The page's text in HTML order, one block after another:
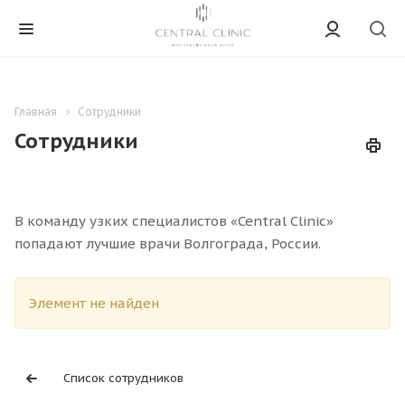
Главная Сотрудники
Сотрудники
В команду узких специалистов «Central Clinic»
попадают лучшие врачи Волгограда, России.
Элемент не найден
Список сотрудников